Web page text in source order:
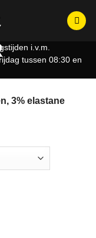
i.v.m.
tussen 08:30 en
3% elastane